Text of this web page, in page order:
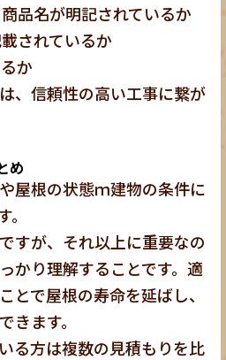
品名が明記されているか
されているか
か
、信頼性の高い工事に繋が
め
屋根の状態ｍ建物の条件に
すが、それ以上に重要なの
かり理解することです。適
とで屋根の寿命を延ばし、
きます。
る方は複数の見積もりを比